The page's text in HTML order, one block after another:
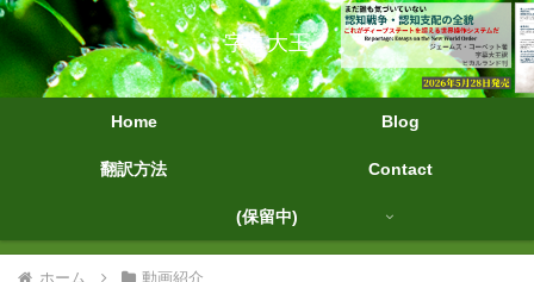
字幕大王
Home Blog
翻訳方法 Contact
(保留中)
ホーム 動画紹介